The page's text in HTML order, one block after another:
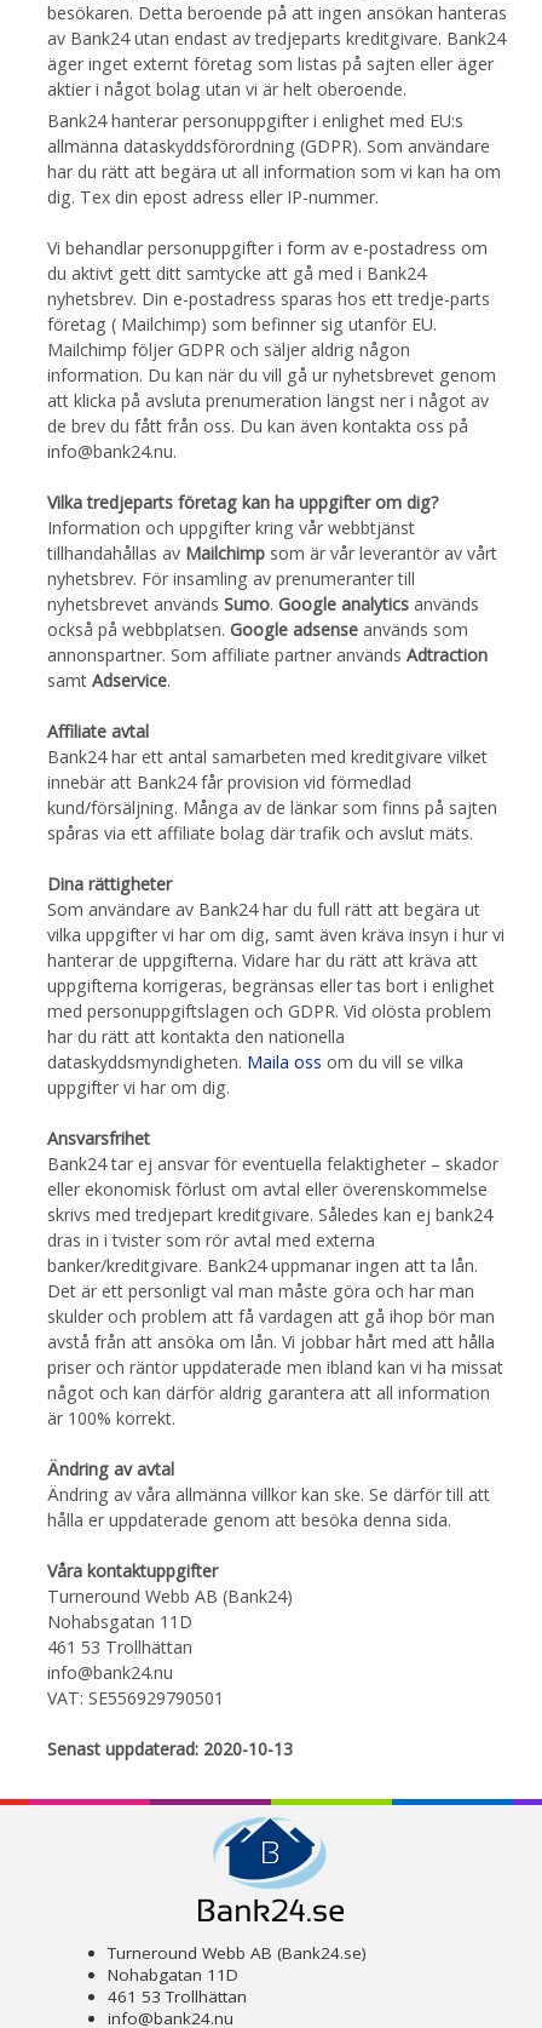
besökaren. Detta beroende på att ingen ansökan hanteras
av Bank24 utan endast av tredjeparts kreditgivare. Bank24
äger inget externt företag som listas på sajten eller äger
aktier i något bolag utan vi är helt oberoende.
Bank24 hanterar personuppgifter i enlighet med EU:s
allmänna dataskyddsförordning (GDPR). Som användare
har du rätt att begära ut all information som vi kan ha om
dig. Tex din epost adress eller IP-nummer.
Vi behandlar personuppgifter i form av e-postadress om
du aktivt gett ditt samtycke att gå med i Bank24
nyhetsbrev. Din e-postadress sparas hos ett tredje-parts
företag ( Mailchimp) som befinner sig utanför EU.
Mailchimp följer GDPR och säljer aldrig någon
information. Du kan när du vill gå ur nyhetsbrevet genom
att klicka på avsluta prenumeration längst ner i något av
de brev du fått från oss. Du kan även kontakta oss på
info@bank24.nu.
Vilka tredjeparts företag kan ha uppgifter om dig?
Information och uppgifter kring vår webbtjänst
tillhandahållas av Mailchimp som är vår leverantör av vårt
nyhetsbrev. För insamling av prenumeranter till
nyhetsbrevet används Sumo. Google analytics används
också på webbplatsen. Google adsense används som
annonspartner. Som affiliate partner används Adtraction
samt Adservice.
Affiliate avtal
Bank24 har ett antal samarbeten med kreditgivare vilket
innebär att Bank24 får provision vid förmedlad
kund/försäljning. Många av de länkar som finns på sajten
spåras via ett affiliate bolag där trafik och avslut mäts.
Dina rättigheter
Som användare av Bank24 har du full rätt att begära ut
vilka uppgifter vi har om dig, samt även kräva insyn i hur vi
hanterar de uppgifterna. Vidare har du rätt att kräva att
uppgifterna korrigeras, begränsas eller tas bort i enlighet
med personuppgiftslagen och GDPR. Vid olösta problem
har du rätt att kontakta den nationella
dataskyddsmyndigheten. Maila oss om du vill se vilka
uppgifter vi har om dig.
Ansvarsfrihet
Bank24 tar ej ansvar för eventuella felaktigheter – skador
eller ekonomisk förlust om avtal eller överenskommelse
skrivs med tredjepart kreditgivare. Således kan ej bank24
dras in i tvister som rör avtal med externa
banker/kreditgivare. Bank24 uppmanar ingen att ta lån.
Det är ett personligt val man måste göra och har man
skulder och problem att få vardagen att gå ihop bör man
avstå från att ansöka om lån. Vi jobbar hårt med att hålla
priser och räntor uppdaterade men ibland kan vi ha missat
något och kan därför aldrig garantera att all information
är 100% korrekt.
Ändring av avtal
Ändring av våra allmänna villkor kan ske. Se därför till att
hålla er uppdaterade genom att besöka denna sida.
Våra kontaktuppgifter
Turneround Webb AB (Bank24)
Nohabsgatan 11D
461 53 Trollhättan
info@bank24.nu
VAT: SE556929790501
Senast uppdaterad: 2020-10-13
Turneround Webb AB (Bank24.se)
Nohabgatan 11D
461 53 Trollhättan
info@bank24.nu